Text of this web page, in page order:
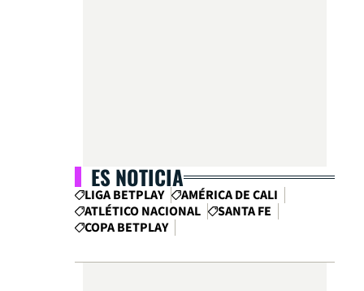
ES NOTICIA
LIGA BETPLAY
AMÉRICA DE CALI
ATLÉTICO NACIONAL
SANTA FE
COPA BETPLAY